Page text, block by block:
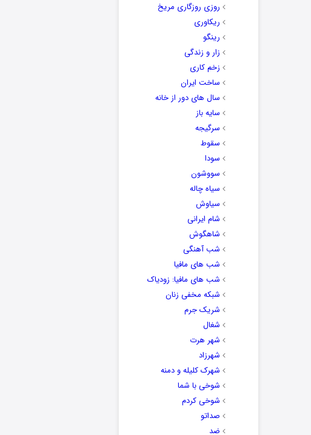
روزی روزگاری مریخ
ریکاوری
رینگو
زار و زندگی
زخم کاری
ساخت ایران
سال های دور از خانه
سایه باز
سرگیجه
سقوط
سودا
سووشون
سیاه چاله
سیاوش
شام ایرانی
شاهگوش
شب آهنگی
شب های مافیا
شب های مافیا: زودیاک
شبکه مخفی زنان
شریک جرم
شغال
شهر هرت
شهرزاد
شهرک کلیله و دمنه
شوخی با شما
شوخی کردم
صداتو
ضد